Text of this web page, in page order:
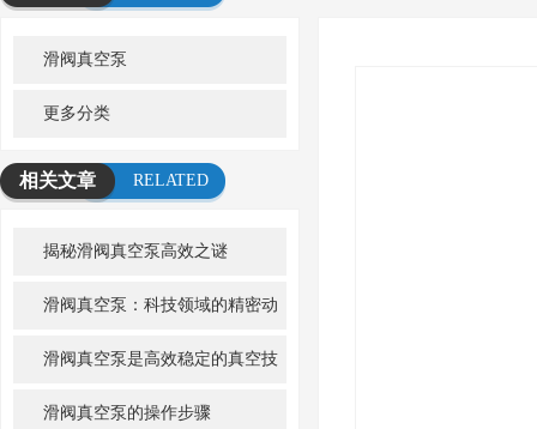
滑阀真空泵
更多分类
相关文章
RELATED
揭秘滑阀真空泵高效之谜
滑阀真空泵：科技领域的精密动
力之源滑阀真空泵是高效稳定的真空技
术之选滑阀真空泵的操作步骤